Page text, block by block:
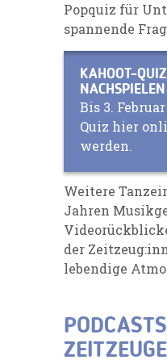
Popquiz für
spannende
KAHOOT-
NACHSPIELEN
Bis 3.
Quiz hier
werden.
Weitere
Jahren
der
lebendige